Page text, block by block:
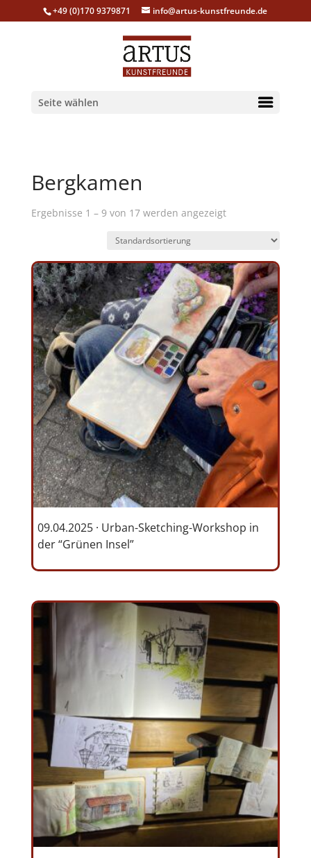
+49 (0)170 9379871 info@artus-kunstfreunde.de
Seite wählen
Bergkamen
Ergebnisse 1 – 9 von 17 werden angezeigt
09.04.2025 · Urban-Sketching-Workshop in
der “Grünen Insel”